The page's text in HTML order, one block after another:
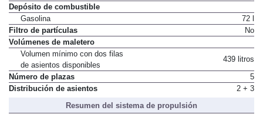
Depósito de combustible
Gasolina
72 l
Filtro de partículas
No
Volúmenes de maletero
Volumen mínimo con dos filas
de asientos disponibles
439 litros
Número de plazas
5
Distribución de asientos
2 + 3
Resumen del sistema de propulsión